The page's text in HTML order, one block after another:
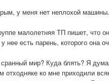
у меня нет неплохой
малолетняя ТП пишет, что
нее есть парень, которого она
сранный мир? Куда блять? Я
отходняке ко мне приходили